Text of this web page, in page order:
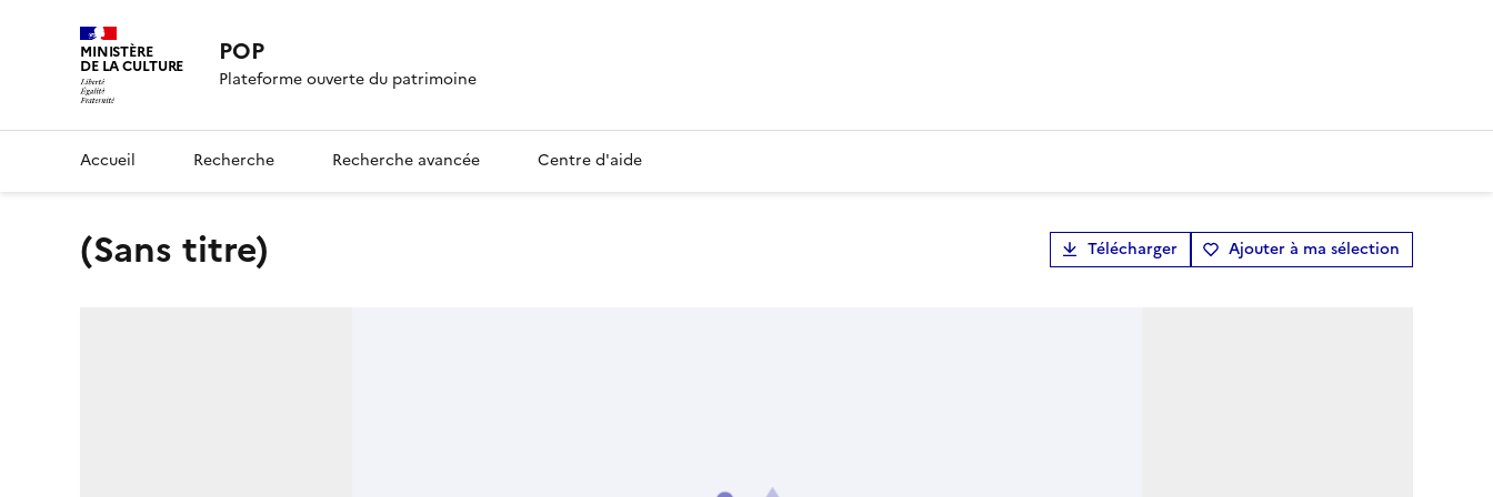
MINISTÈRE
DE LA CULTURE POP
Plateforme ouverte du patrimoine
Accueil Recherche Recherche avancée Centre d'aide
(Sans titre) Télécharger Ajouter à ma sélection